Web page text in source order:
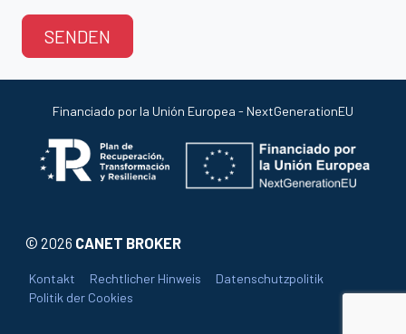
SENDEN
Financiado por la Unión Europea - NextGenerationEU
© 2026 CANET BROKER
Kontakt Rechtlicher Hinweis
Datenschutzpolitik
Politik der Cookies